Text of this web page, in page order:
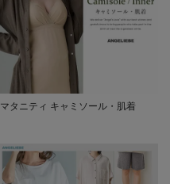
マタニティ キャミソール・肌着